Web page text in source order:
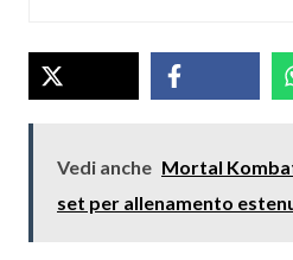
Vedi anche Mortal
set per allenamento